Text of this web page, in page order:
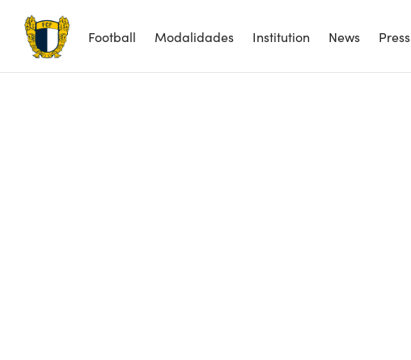
Football Modalidades Institution News Press